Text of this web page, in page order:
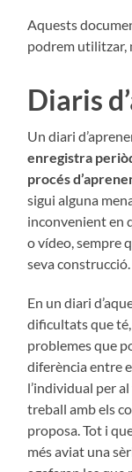
Aquests
podrem utilitzar,
Diaris
Un diari
enregistra
procés
sigui alguna
inconvenient en
o vídeo, sempre
seva construcció.
En un diari
dificultats que té,
problemes que
diferència entre
l’individual per
treball amb els
proposa. Tot i
més aviat una